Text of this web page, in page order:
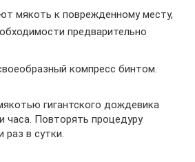
мякоть к поврежденному месту,
предварительно
компресс бинтом.
гигантского дождевика
часа. Повторять процедуру
раз в сутки.